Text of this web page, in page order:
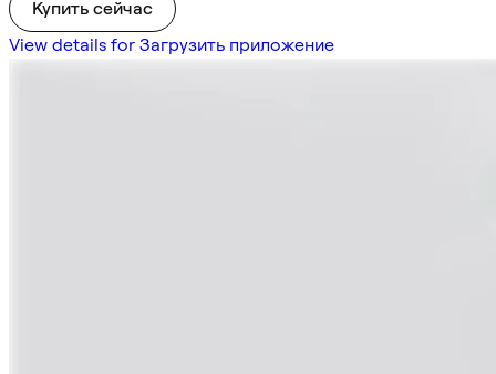
Купить сейчас
View details for Загрузить приложение